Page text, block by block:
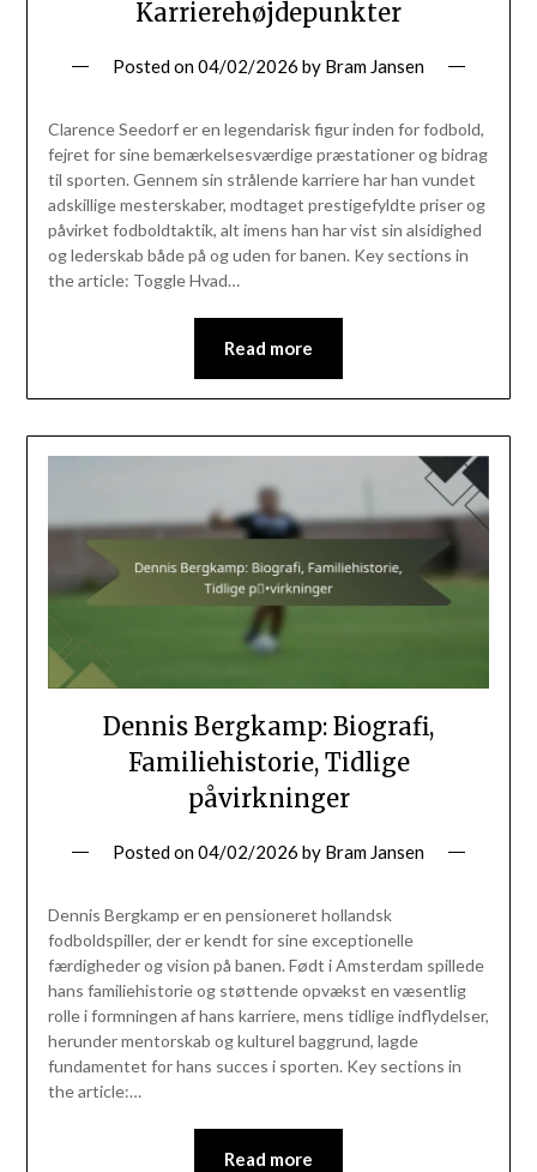
Karrierehøjdepunkter
Posted on04/02/2026 by Bram Jansen
Clarence Seedorf er en legendarisk figur inden for fodbold,
fejret for sine bemærkelsesværdige præstationer og bidrag
til sporten. Gennem sin strålende karriere har han vundet
adskillige mesterskaber, modtaget prestigefyldte priser og
påvirket fodboldtaktik, alt imens han har vist sin alsidighed
og lederskab både på og uden for banen. Key sections in
the article: Toggle Hvad…
Read more
Dennis Bergkamp: Biografi,
Familiehistorie, Tidlige
påvirkninger
Posted on04/02/2026 by Bram Jansen
Dennis Bergkamp er en pensioneret hollandsk
fodboldspiller, der er kendt for sine exceptionelle
færdigheder og vision på banen. Født i Amsterdam spillede
hans familiehistorie og støttende opvækst en væsentlig
rolle i formningen af hans karriere, mens tidlige indflydelser,
herunder mentorskab og kulturel baggrund, lagde
fundamentet for hans succes i sporten. Key sections in
the article:…
Read more